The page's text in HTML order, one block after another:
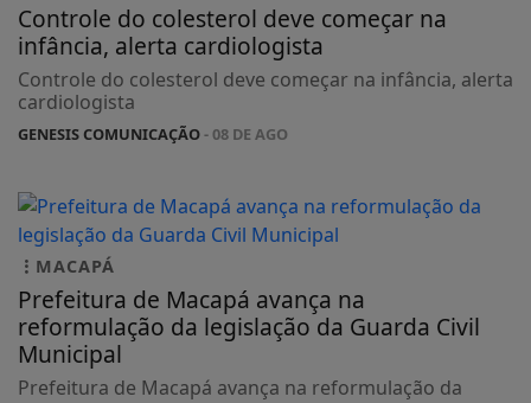
Controle do colesterol deve começar na
infância, alerta cardiologista
Controle do colesterol deve começar na infância, alerta
cardiologista
GENESIS COMUNICAÇÃO- 08 DE AGO
MACAPÁ
Prefeitura de Macapá avança na
reformulação da legislação da Guarda Civil
Municipal
Prefeitura de Macapá avança na reformulação da